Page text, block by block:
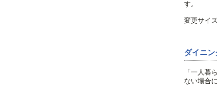
す。
変更サイ
ダイニ
「一人暮
ない場合